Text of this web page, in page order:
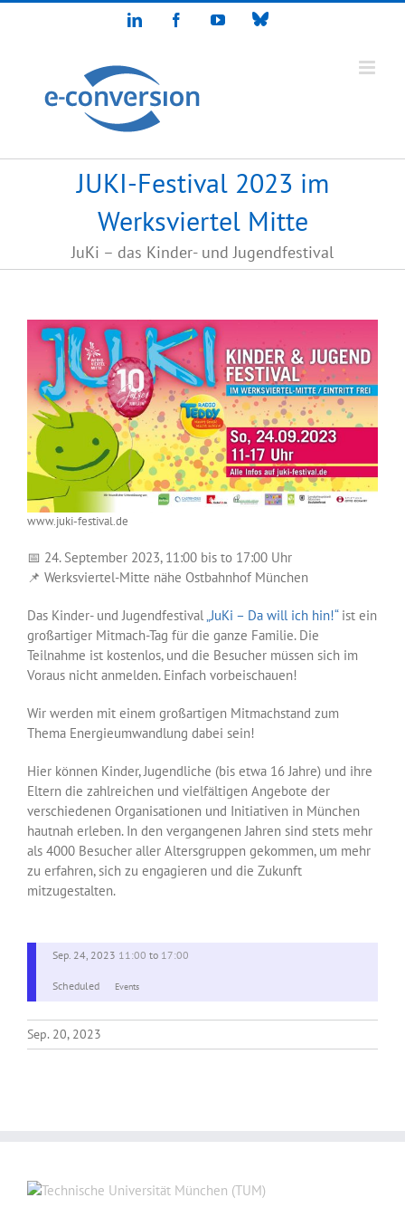
Zum
LinkedIn FacebookYouTubeBluesky
JUKI-Festival 2023 im
Werksviertel Mitte
JuKi – das Kinder- und Jugendfestival
www.juki-festival.de
📅 24. September 2023, 11:00 bis to 17:00 Uhr
📌 Werksviertel-Mitte nähe Ostbahnhof München
Das Kinder- und Jugendfestival „JuKi – Da will ich hin!“ist ein
großartiger Mitmach-Tag für die ganze Familie. Die
Teilnahme ist kostenlos, und die Besucher müssen sich im
Voraus nicht anmelden. Einfach vorbeischauen!
Wir werden mit einem großartigen Mitmachstand zum
Thema Energieumwandlung dabei sein!
Hier können Kinder, Jugendliche (bis etwa 16 Jahre) und ihre
Eltern die zahlreichen und vielfältigen Angebote der
verschiedenen Organisationen und Initiativen in München
hautnah erleben. In den vergangenen Jahren sind stets mehr
als 4000 Besucher aller Altersgruppen gekommen, um mehr
zu erfahren, sich zu engagieren und die Zukunft
mitzugestalten.
Sep. 24, 2023 11:00 to 17:00
Scheduled Events
Sep. 20, 2023